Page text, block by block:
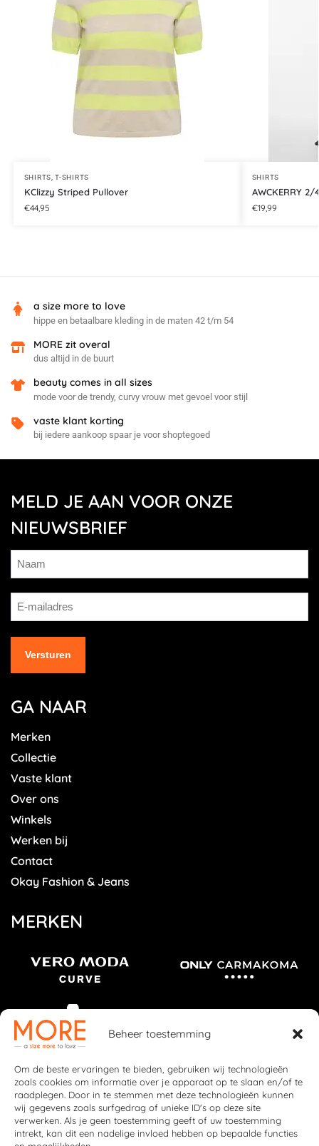
Beheer toestemming
Om de beste ervaringen te bieden, gebruiken wij technologieën
zoals cookies om informatie over je apparaat op te slaan en/of te
raadplegen. Door in te stemmen met deze technologieën kunnen
wij gegevens zoals surfgedrag of unieke ID's op deze site
verwerken. Als je geen toestemming geeft of uw toestemming
intrekt, kan dit een nadelige invloed hebben op bepaalde functies
SHIRTS,T-SHIRTS
KClizzy Striped Pullover
€44,95
SHIRTS
AWCKERRY 2/
€19,99
a size more to love
hippe en betaalbare kleding in de maten 42 t/m 54
MORE zit overal
dus altijd in de buurt
beauty comes in all sizes
mode voor de trendy, curvy vrouw met gevoel voor stijl
vaste klant korting
bij iedere aankoop spaar je voor shoptegoed
MELD JE AAN VOOR ONZE
NIEUWSBRIEF
GA NAAR
Merken
Collectie
Vaste klant
Over ons
Winkels
Werken bij
Contact
Okay Fashion & Jeans
MERKEN